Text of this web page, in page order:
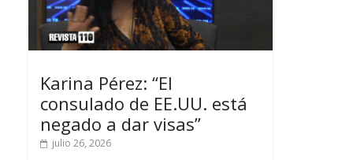
Karina Pérez: “El
consulado de EE.UU. está
negado a dar visas”
julio 26, 2026